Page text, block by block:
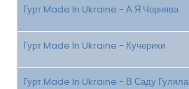
Гурт Made In Ukraine - А Я Чорнява
Гурт Made In Ukraine - Кучерики
Гурт Made In Ukraine - В Саду Гуляла